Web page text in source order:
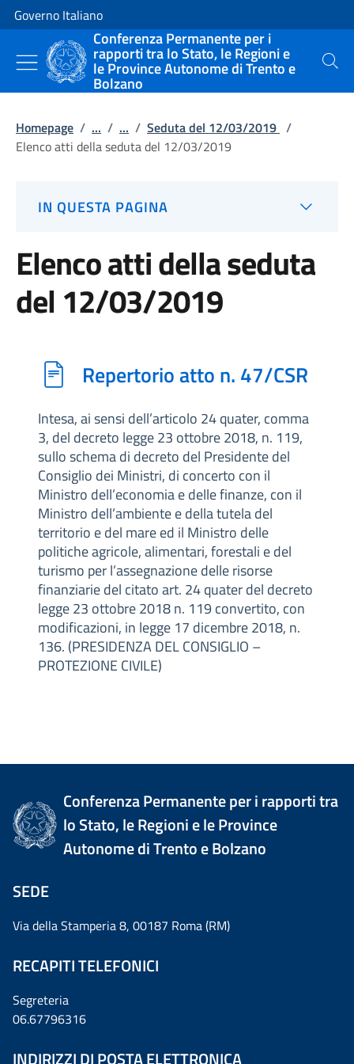
Vai al contenuto
Vai alla navigazione del sito
Governo Italiano
Conferenza Permanente per i
rapporti tra lo Stato, le Regioni e
le Province Autonome di Trento e
Bolzano
Cerca
Homepage / ... / ... / Seduta del 12/03/2019 /
Elenco atti della seduta del 12/03/2019
IN QUESTA PAGINA
Elenco atti della seduta
del 12/03/2019
Repertorio atto n. 47/CSR
Intesa, ai sensi dell’articolo 24 quater, comma
3, del decreto legge 23 ottobre 2018, n. 119,
sullo schema di decreto del Presidente del
Consiglio dei Ministri, di concerto con il
Ministro dell’economia e delle finanze, con il
Ministro dell’ambiente e della tutela del
territorio e del mare ed il Ministro delle
politiche agricole, alimentari, forestali e del
turismo per l’assegnazione delle risorse
finanziarie del citato art. 24 quater del decreto
legge 23 ottobre 2018 n. 119 convertito, con
modificazioni, in legge 17 dicembre 2018, n.
136. (PRESIDENZA DEL CONSIGLIO –
PROTEZIONE CIVILE)
Conferenza Permanente per i rapporti tra
lo Stato, le Regioni e le Province
Autonome di Trento e Bolzano
SEDE
Via della Stamperia 8, 00187 Roma (RM)
RECAPITI TELEFONICI
Segreteria
06.67796316
INDIRIZZI DI POSTA ELETTRONICA